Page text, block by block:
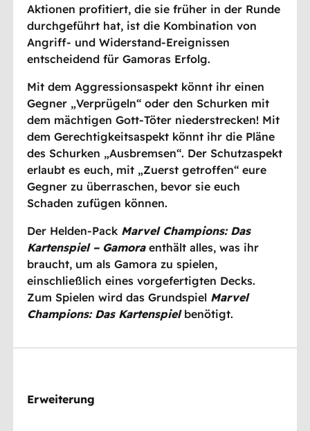
Aktionen profitiert, die sie früher in der Runde
durchgeführt hat, ist die Kombination von
Angriff- und Widerstand-Ereignissen
entscheidend für Gamoras Erfolg.
Mit dem Aggressionsaspekt könnt ihr einen
Gegner „Verprügeln“ oder den Schurken mit
dem mächtigen Gott-Töter niederstrecken! Mit
dem Gerechtigkeitsaspekt könnt ihr die Pläne
des Schurken „Ausbremsen“. Der Schutzaspekt
erlaubt es euch, mit „Zuerst getroffen“ eure
Gegner zu überraschen, bevor sie euch
Schaden zufügen können.
Der Helden-Pack Marvel Champions: Das
Kartenspiel – Gamoraenthält alles, was ihr
braucht, um als Gamora zu spielen,
einschließlich eines vorgefertigten Decks.
Zum Spielen wird das Grundspiel Marvel
Champions: Das Kartenspiel benötigt.
Erweiterung